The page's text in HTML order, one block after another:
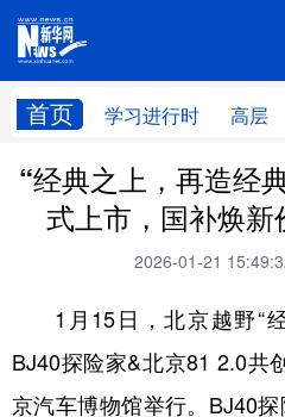
首页 学习进行时 高层
网站
学习进行时 高层
国际 财经
科技 科创
文化
“经典之上，再造经
式上市，国补焕新
2026-01-21
1月15日，北京越野“
BJ40探险家&北京81 2.0共
京汽车博物馆举行。BJ40